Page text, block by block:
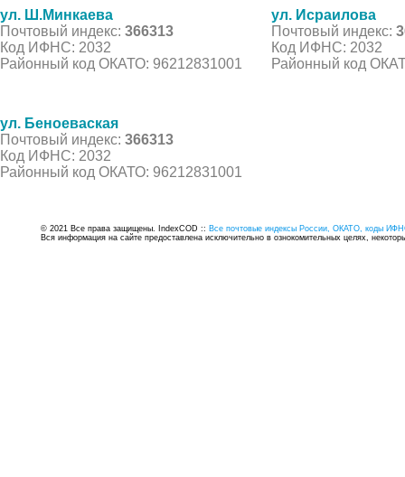
ул. Ш.Минкаева
Почтовый индекс: 366313
Код ИФНС: 2032
Районный код ОКАТО: 96212831001
ул. Исраилова
Почтовый индекс:
Код ИФНС: 2032
Районный код
ул. Беноеваская
Почтовый индекс: 366313
Код ИФНС: 2032
Районный код ОКАТО: 96212831001
© 2021 Все права защищены. IndexCOD :: Все почтовые индексы России, ОКАТО, коды
Вся информация на сайте предоставлена исключительно в ознокомительных целях,